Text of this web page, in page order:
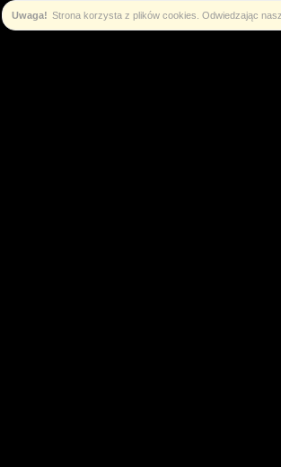
Uwaga! Strona korzysta z plików cookies. Odwiedzając